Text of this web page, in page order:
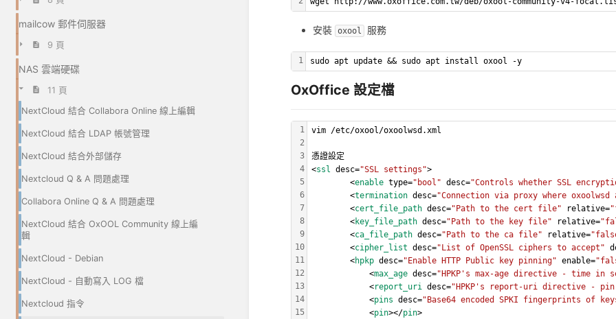
mailcow 郵件伺服器
9 頁
NAS 雲端硬碟
11 頁
NextCloud 結合 Collabora Online 線上編輯
NextCloud 結合 LDAP 帳號管理
NextCloud 結合外部儲存
Nextcloud Q & A 問題處理
Collabora Online Q & A 問題處理
NextCloud 結合 OxOOL Community 線上編
輯
NextCloud - Debian
NextCloud - 自動寫入 LOG 檔
Nextcloud 指令
安裝 oxool 服務
1 sudo apt update && sudo apt install oxool -y
OxOffice 設定檔
1
2
3
4
5
6
7
8
9
10
11
12
13
14
15
vim /etc/oxool/oxoolwsd.xml
憑證設定
<ssl desc="SSL settings">
        <
enable type="bool" desc="Controls whether SSL
        <
termination desc="Connection via proxy where
        <
cert_file_path desc="Path to the cert file" relative=
        <
key_file_path desc="Path to the key file" relative=
        <
ca_file_path desc="Path to the ca file" relative=
        <
cipher_list desc="List of OpenSSL ciphers to accept"
        <
hpkp desc="Enable HTTP Public key pinning" enable=
            <
max_age desc="HPKP's max-age directive - time in
            <
report_uri desc="HPKP's report-uri directive -
            <
pins desc="Base64 encoded SPKI fingerprints of
            <
pin></pin>